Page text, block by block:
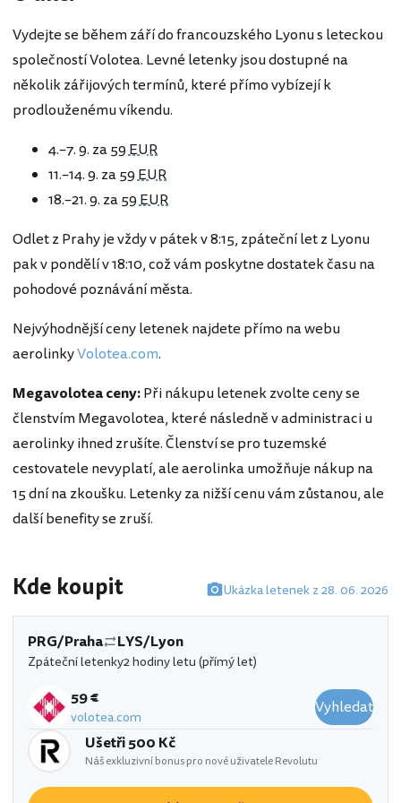
Vydejte se během září do francouzského Lyonu s leteckou
společností Volotea. Levné letenky jsou dostupné na
několik zářijových termínů, které přímo vybízejí k
prodlouženému víkendu.
4.–7. 9. za59 EUR
11.–14. 9. za59 EUR
18.–21. 9. za59 EUR
Odlet z Prahy je vždy v pátek v 8:15, zpáteční let z Lyonu
pak v pondělí v 18:10, což vám poskytne dostatek času na
pohodové poznávání města.
Nejvýhodnější ceny letenek najdete přímo na webu
aerolinkyVolotea.com.
Megavolotea ceny:Při nákupu letenek zvolte ceny se
členstvím Megavolotea, které následně v administraci u
aerolinky ihned zrušíte. Členství se pro tuzemské
cestovatele nevyplatí, ale aerolinka umožňuje nákup na
15 dní na zkoušku. Letenky za nižší cenu vám zůstanou, ale
další benefity se zruší.
Kde koupit Ukázka letenek z 28. 06. 2026
PRG/Praha LYS/Lyon
Zpáteční letenky2 hodiny letu (přímý let)
59 €
volotea.com
Vyhledat
Ušetři 500 Kč
Náš exkluzivní bonus pro nové uživatele Revolutu